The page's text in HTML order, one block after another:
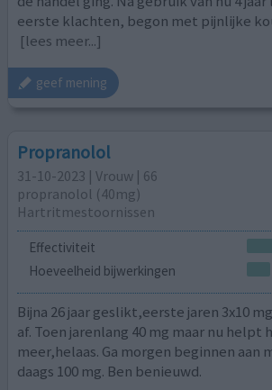
eerste klachten, begon met pijnlijke
[lees meer...]
geef mening
Propranolol
31-10-2023 | Vrouw | 66
propranolol (40mg)
Hartritmestoornissen
Effectiviteit
Hoeveelheid bijwerkingen
Bijna 26 jaar geslikt,eerste jaren 3x10
af. Toen jarenlang 40 mg maar nu helpt
meer,helaas. Ga morgen beginnen aan
daags 100 mg. Ben benieuwd.